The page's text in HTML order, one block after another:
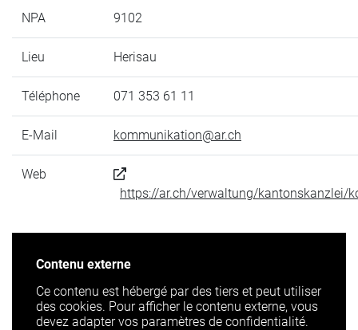
NPA 9102
Lieu Herisau
Téléphone 071 353 61 11
E-Mail kommunikation@ar.ch
Web
https://ar.ch/verwaltung/kantonskanzlei/
Contenu externe
Ce contenu est hébergé par des tiers et peut utiliser
des cookies. Pour afficher le contenu externe, vous
devez adapter vos paramètres de confidentialité.